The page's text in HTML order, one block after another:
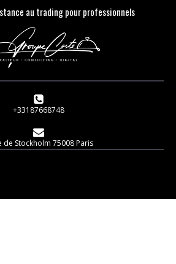
au trading pour professionnels
+33187668748
de Stockholm 75008 Paris